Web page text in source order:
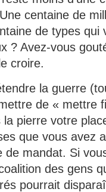
centaine de
de types qui
? Avez-vous
croire.
la guerre
de « mettre
pierre votre
que vous avez
mandat. Si
des gens
pourrait